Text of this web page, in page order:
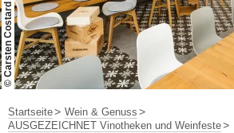
ShopRheinhessen-Blog Karte
© Carsten Costard
Startseite
Wein & Genuss
AUSGEZEICHNET Vinotheken und Weinfeste